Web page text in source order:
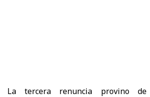
La tercera renuncia provino de